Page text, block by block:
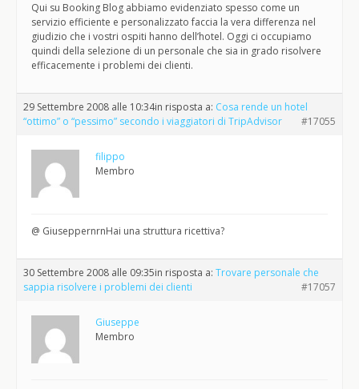
Qui su Booking Blog abbiamo evidenziato spesso come un
servizio efficiente e personalizzato faccia la vera differenza nel
giudizio che i vostri ospiti hanno dell’hotel. Oggi ci occupiamo
quindi della selezione di un personale che sia in grado risolvere
efficacemente i problemi dei clienti.
29 Settembre 2008 alle 10:34in risposta a: Cosa rende un hotel
“ottimo” o “pessimo” secondo i viaggiatori di TripAdvisor
#17055
filippo
Membro
@ GiuseppernrnHai una struttura ricettiva?
30 Settembre 2008 alle 09:35in risposta a: Trovare personale che
sappia risolvere i problemi dei clienti
#17057
Giuseppe
Membro